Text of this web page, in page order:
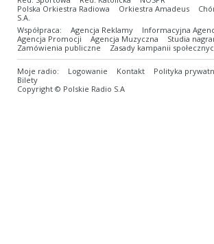
Polska Orkiestra Radiowa
Orkiestra Amadeus
S.A.
Współpraca:
Agencja Reklamy
Informacyjna
Agencja Promocji
Agencja Muzyczna Studia
Zamówienia publiczne
Zasady kampanii
Moje radio: Logowanie Kontakt Polityka
Bilety
Copyright © Polskie Radio S.A